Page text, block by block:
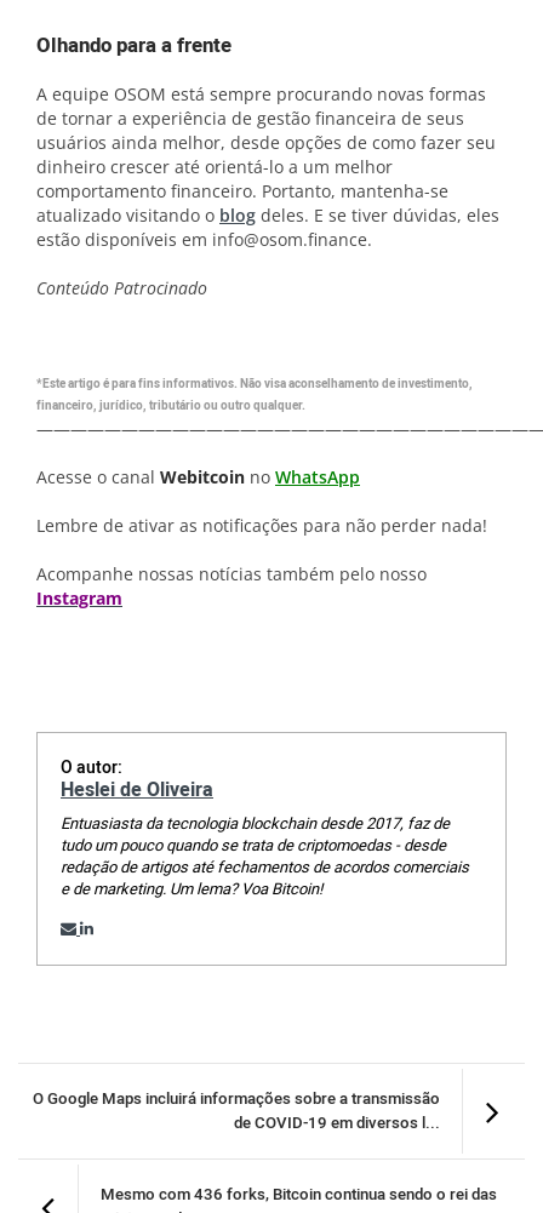
Olhando para a frente
A equipe OSOM está sempre procurando novas formas
de tornar a experiência de gestão financeira de seus
usuários ainda melhor, desde opções de como fazer seu
dinheiro crescer até orientá-lo a um melhor
comportamento financeiro. Portanto, mantenha-se
atualizado visitando o blog deles. E se tiver dúvidas, eles
estão disponíveis em info@osom.finance.
Conteúdo Patrocinado
*Este artigo é para fins informativos. Não visa aconselhamento de investimento,
financeiro, jurídico, tributário ou outro qualquer.
Acesse o canal Webitcoin no WhatsApp
Lembre de ativar as notificações para não perder nada!
Acompanhe nossas notícias também pelo nosso
Instagram
O autor:
Heslei de Oliveira
Entuasiasta da tecnologia blockchain desde 2017, faz de
tudo um pouco quando se trata de criptomoedas - desde
redação de artigos até fechamentos de acordos comerciais
e de marketing. Um lema? Voa Bitcoin!
O Google Maps incluirá informações sobre a transmissão
de COVID-19 em diversos l...
Mesmo com 436 forks, Bitcoin continua sendo o rei das